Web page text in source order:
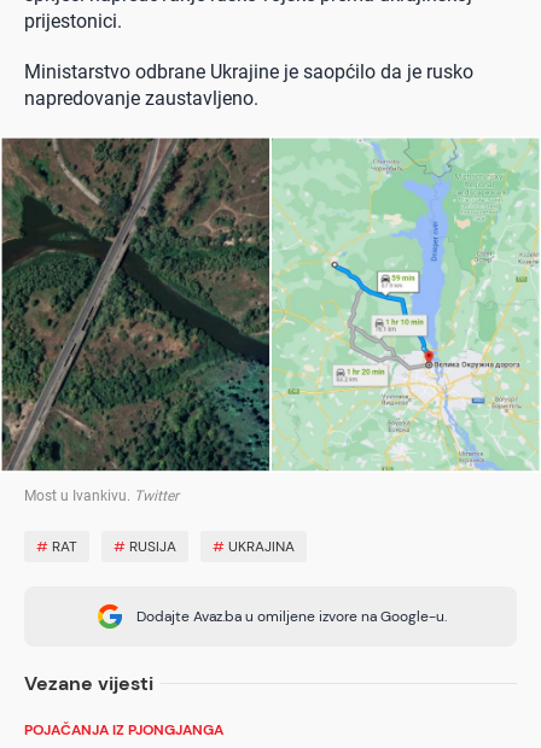
prijestonici.
Ministarstvo odbrane Ukrajine je saopćilo da je rusko
napredovanje zaustavljeno.
Most u Ivankivu. Twitter
# RAT # RUSIJA #UKRAJINA
Dodajte Avaz.ba u omiljene izvore na Google-u.
Vezane vijesti
POJAČANJA IZ PJONGJANGA